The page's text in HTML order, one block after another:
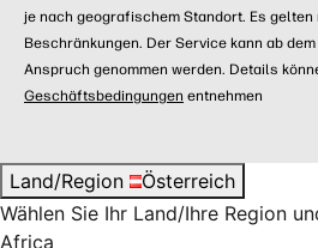
je nach geografischem Standort. Es
Beschränkungen. Der Service kann ab
Anspruch genommen werden. Details
Geschäftsbedingungen entnehmen
Land/Region
Österreich
Wählen Sie Ihr Land/Ihre Region
Africa